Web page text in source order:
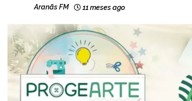
Aranãs FM 11 meses ago